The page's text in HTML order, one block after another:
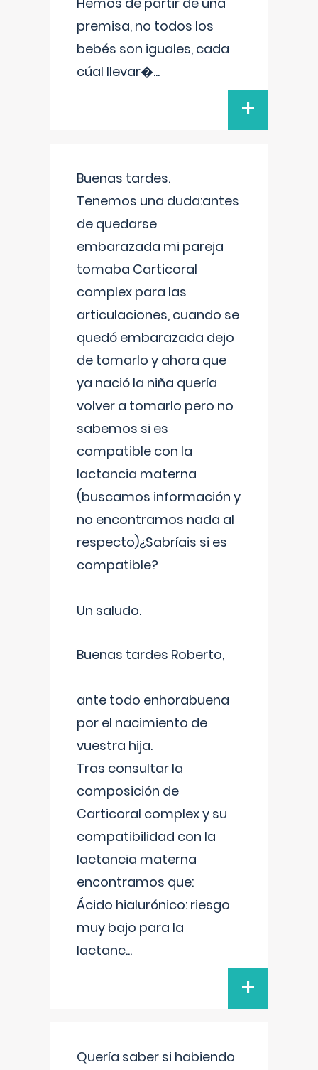
premisa, no todos los
bebés son iguales, cada
cúal llevar�...
+
Buenas tardes.
Tenemos una duda:antes
de quedarse
embarazada mi pareja
tomaba Carticoral
complex para las
articulaciones, cuando se
quedó embarazada dejo
de tomarlo y ahora que
ya nació la niña quería
volver a tomarlo pero no
sabemos si es
compatible con la
lactancia materna
(buscamos información y
no encontramos nada al
respecto)¿Sabríais si es
compatible?
Un saludo.
Buenas tardes Roberto,
ante todo enhorabuena
por el nacimiento de
vuestra hija.
Tras consultar la
composición de
Carticoral complex y su
compatibilidad con la
lactancia materna
encontramos que:
Ácido hialurónico: riesgo
muy bajo para la
lactanc...
+
Quería saber si habiendo